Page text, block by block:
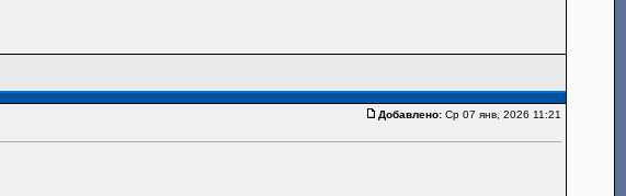
Добавлено:Ср 07 янв, 2026 11:21